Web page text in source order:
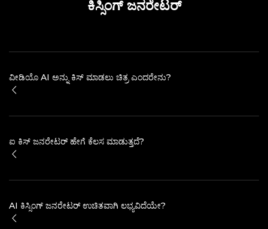
ಕಿಸ್ಸಿಂಗ್ ಜನರೇಟರ್
ವೀಡಿಯೊ AI ಅನ್ನು ಕಿಸ್ ಮಾಡಲು ಚಿತ್ರ ಎಂದರೇನು?
ಐ ಕಿಸ್ ಜನರೇಟರ್ ಹೇಗೆ ಕೆಲಸ ಮಾಡುತ್ತದೆ?
AI ಕಿಸ್ಸಿಂಗ್ ಜನರೇಟರ್ ಉಚಿತವಾಗಿ ಲಭ್ಯವಿದೆಯೇ?